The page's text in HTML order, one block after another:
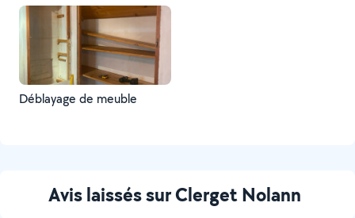
Déblayage de meuble
Avis laissés sur Clerget Nolann